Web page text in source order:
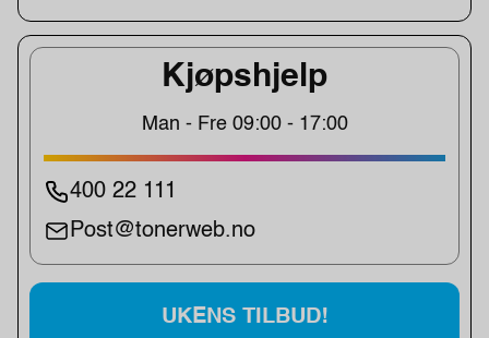
Kjøpshjelp
Man - Fre 09:00 - 17:00
400 22 111
Post@tonerweb.no
UKENS TILBUD!